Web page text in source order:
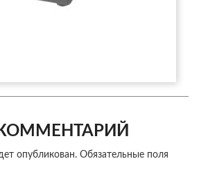
опубликован. Обязательные поля